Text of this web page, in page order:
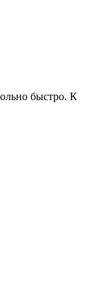
быстро. К